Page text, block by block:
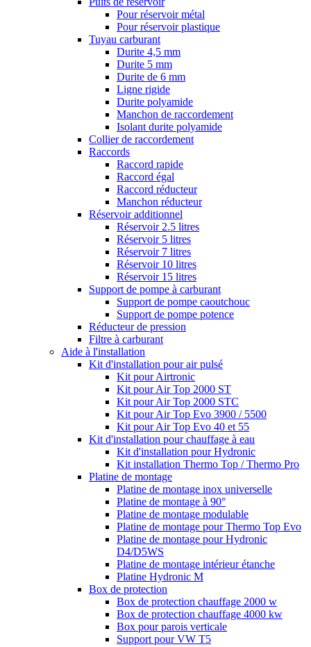
Pour réservoir métal
Pour réservoir plastique
Tuyau carburant
Durite 4,5 mm
Durite 5 mm
Durite de 6 mm
Ligne rigide
Durite polyamide
Manchon de raccordement
Isolant durite polyamide
Collier de raccordement
Raccords
Raccord rapide
Raccord égal
Raccord réducteur
Manchon réducteur
Réservoir additionnel
Réservoir 2.5 litres
Réservoir 5 litres
Réservoir 7 litres
Réservoir 10 litres
Réservoir 15 litres
Support de pompe à carburant
Support de pompe caoutchouc
Support de pompe potence
Réducteur de pression
Filtre à carburant
Aide à l'installation
Kit d'installation pour air pulsé
Kit pour Airtronic
Kit pour Air Top 2000 ST
Kit pour Air Top 2000 STC
Kit pour Air Top Evo 3900 / 5500
Kit pour Air Top Evo 40 et 55
Kit d'installation pour chauffage à eau
Kit d'installation pour Hydronic
Kit installation Thermo Top / Thermo Pro
Platine de montage
Platine de montage inox universelle
Platine de montage à 90°
Platine de montage modulable
Platine de montage pour Thermo Top Evo
Platine de montage pour Hydronic
D4/D5WS
Platine de montage intérieur étanche
Platine Hydronic M
Box de protection
Box de protection chauffage 2000 w
Box de protection chauffage 4000 kw
Box pour parois verticale
Support pour VW T5